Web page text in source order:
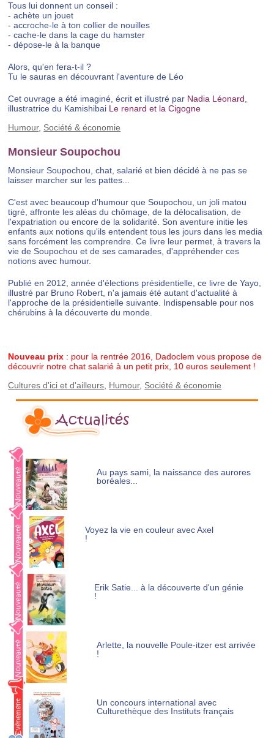
Tous lui donnent un conseil :
- achète un jouet
- accroche-le à ton collier de nouilles
- cache-le dans la cage du hamster
- dépose-le à la banque
Alors, qu'en fera-t-il ?
Tu le sauras en découvrant l'aventure de Léo
Cet ouvrage a été imaginé, écrit et illustré par Nadia Léonard
illustratrice du Kamishibai Le renard et la Cigogne
Humour, Société & économie
Monsieur Soupochou
Monsieur Soupochou, chat, salarié et bien décidé à ne pas se
laisser marcher sur les pattes...
C'est avec beaucoup d'humour que Soupochou, un joli matou
tigré, affronte les aléas du chômage, de la délocalisation, de
l'expatriation ou encore de la solidarité. Son aventure initie les
enfants aux notions qu'ils entendent tous les jours dans les media
sans forcément les comprendre. Ce livre leur permet, à travers la
vie de Soupochou et de ses camarades, d'appréhender ces
notions avec humour.
Publié en 2012, année d'élections présidentielle, ce livre de Yayo,
illustré par Bruno Robert, n'a jamais été autant d'actualité à
l'approche de la présidentielle suivante. Indispensable pour nos
chérubins à la découverte du monde.
Nouveau prix : pour la rentrée 2016, Dadoclem vous propose de
découvrir notre chat salarié à un petit prix, 10 euros seulement !
Cultures d'ici et d'ailleurs Humour, Société & économie
Actualités
Au pays sami, la naissance des aurores
boréales...
Voyez la vie en couleur avec Axel
!
Erik Satie... à la découverte d'un génie
!
Arlette, la nouvelle Poule-itzer est arrivée
!
Un concours international avec
Culturethèque des Instituts français